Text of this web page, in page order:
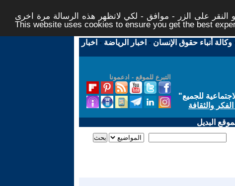
على الزر - موافق - لكي لاتظهر هذه الرسالة مرة اخرى -
This website uses cookies to ensure you get the best
وكالة أنباء حقوق الإنسان - اخبار الرياضة - اخبار
التبرع للموقع - ادعمونا
للجميع"
والثقافة
البديل